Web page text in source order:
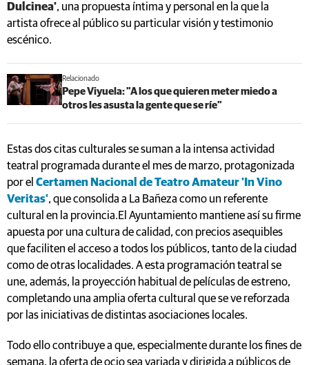
Dulcinea', una propuesta íntima y personal en la que la
artista ofrece al público su particular visión y testimonio
escénico.
Relacionado
Pepe Viyuela: "A los que quieren meter miedo a
otros les asusta la gente que se ríe"
Estas dos citas culturales se suman a la intensa actividad
teatral programada durante el mes de marzo, protagonizada
por el Certamen Nacional de Teatro Amateur 'In Vino
Veritas', que consolida a La Bañeza como un referente
cultural en la provincia.El Ayuntamiento mantiene así su firme
apuesta por una cultura de calidad, con precios asequibles
que faciliten el acceso a todos los públicos, tanto de la ciudad
como de otras localidades. A esta programación teatral se
une, además, la proyección habitual de películas de estreno,
completando una amplia oferta cultural que se ve reforzada
por las iniciativas de distintas asociaciones locales.
Todo ello contribuye a que, especialmente durante los fines de
semana, la oferta de ocio sea variada y dirigida a públicos de